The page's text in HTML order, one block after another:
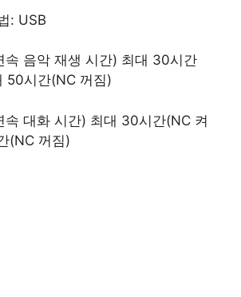
: USB
속 음악 재생 시간) 최대 30시간
50시간(NC 꺼짐)
속 대화 시간) 최대 30시간(NC 켜
(NC 꺼짐)